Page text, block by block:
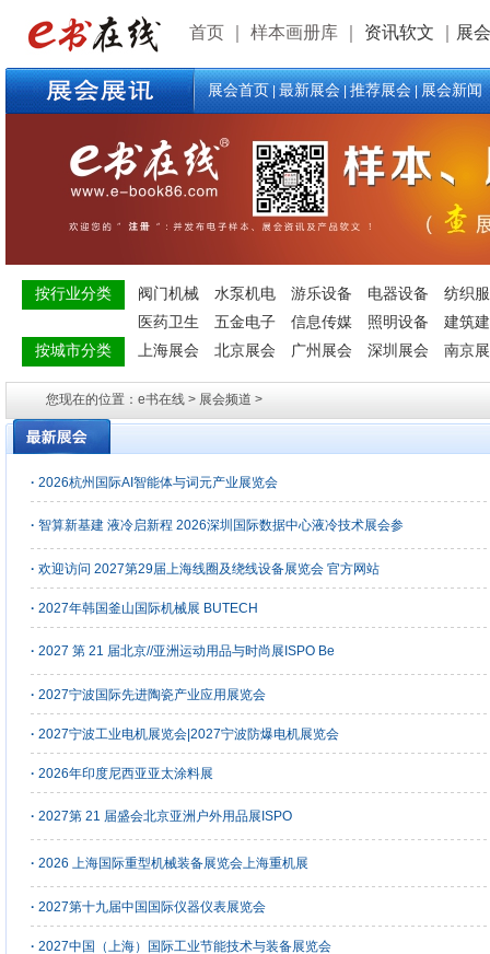
首页 样本画册库 资讯软文 展
展会首页|最新展会|推荐展会|展会新闻
按行业分类 阀门机械 水泵机电 游乐设备 电器设备
纺织
医药卫生
五金电子 信息传媒 照明设备
建筑
按城市分类
上海展会 北京展会 广州展会 深圳展会 南京
您现在的位置：e书在线 > 展会频道 >
· 2026杭州国际AI智能体与词元产业展览会
· 智算新基建 液冷启新程 2026深圳国际数据中心液冷技术展会参
· 欢迎访问 2027第29届上海线圈及绕线设备展览会 官方网站
· 2027年韩国釜山国际机械展 BUTECH
· 2027 第 21 届北京//亚洲运动用品与时尚展ISPO Be
· 2027宁波国际先进陶瓷产业应用展览会
· 2027宁波工业电机展览会|2027宁波防爆电机展览会
· 2026年印度尼西亚亚太涂料展
· 2027第 21 届盛会北京亚洲户外用品展ISPO
· 2026 上海国际重型机械装备展览会上海重机展
· 2027第十九届中国国际仪器仪表展览会
· 2027中国（上海）国际工业节能技术与装备展览会